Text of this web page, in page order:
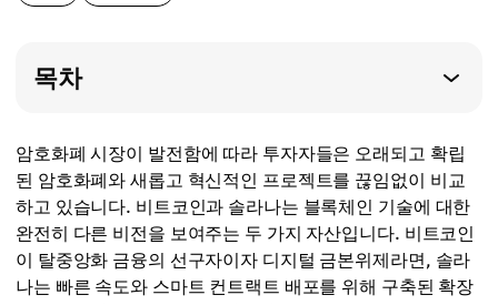
목차
암호화폐 시장이 발전함에 따라 투자자들은 오래되고 확립
된 암호화폐와 새롭고 혁신적인 프로젝트를 끊임없이 비교
하고 있습니다. 비트코인과 솔라나는 블록체인 기술에 대한
완전히 다른 비전을 보여주는 두 가지 자산입니다. 비트코인
이 탈중앙화 금융의 선구자이자 디지털 금본위제라면, 솔라
나는 빠른 속도와 스마트 컨트랙트 배포를 위해 구축된 확장